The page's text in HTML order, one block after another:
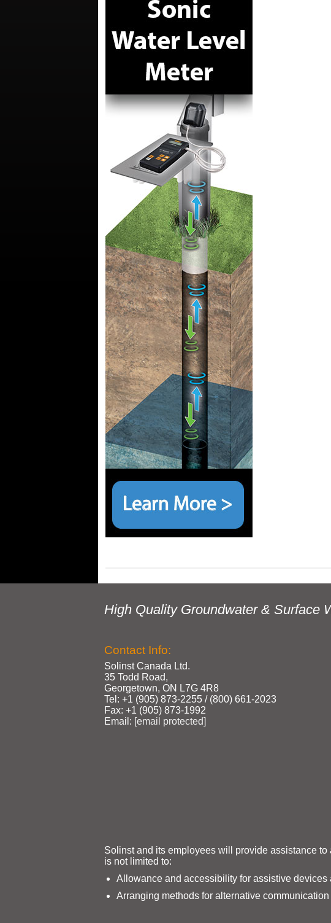
High Quality Groundwater & Surface
Contact Info:
Solinst Canada Ltd.
35 Todd Road,
Georgetown, ON L7G 4R8
Tel: +1 (905) 873‑2255 / (800) 661‑2023
Fax: +1 (905) 873‑1992
Email: [email protected]
Solinst and its employees will provide assistance
is not limited to:
Allowance and accessibility for assistive
Arranging methods for alternative